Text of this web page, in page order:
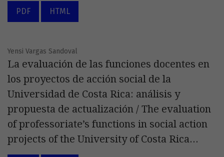
PDF HTML
Yensi Vargas Sandoval
La evaluación de las funciones docentes en
los proyectos de acción social de la
Universidad de Costa Rica: análisis y
propuesta de actualización / The evaluation
of professoriate’s functions in social action
projects of the University of Costa Rica...